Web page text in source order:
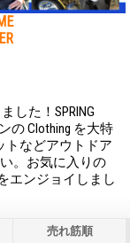
した！SPRING
の Clothing を大特
トなどアウトドア
。お気に入りの
をエンジョイしまし
売れ筋順